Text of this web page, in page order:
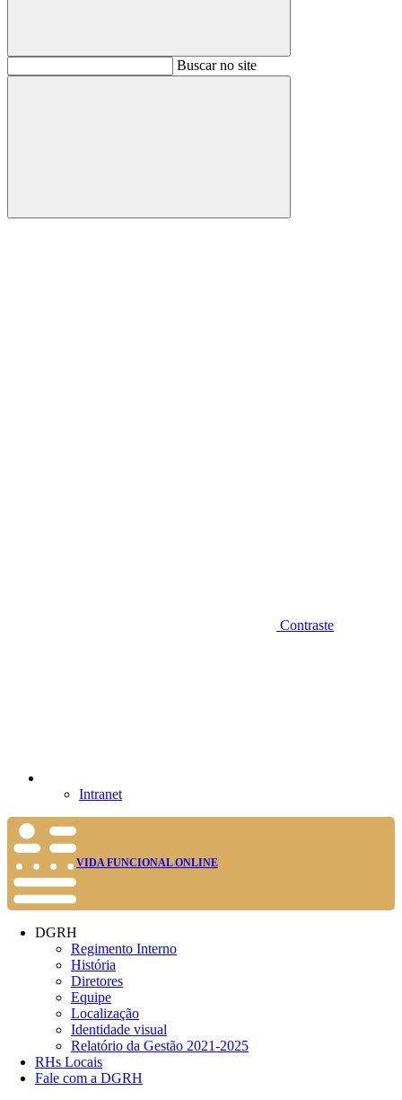
BuscarBuscar no site
Buscar
Contraste
Intranet
VIDA FUNCIONAL ONLINE
DGRH
Regimento Interno
História
Diretores
Equipe
Localização
Identidade visual
Relatório da Gestão 2021-2025
RHs Locais
Fale com a DGRH